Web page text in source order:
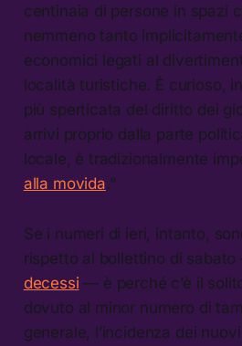
centinaia di persone in spazi
nemmeno tanto
economici legati al
località turistiche. È curioso,
più sperticata del diritto dei
arrivi proprio dalla parte
locale, è tradizionalmente
alla movida.”
Se i numeri di ieri, intanto,
rispetto al bollettino di
decessi — è perché c’è il
dovuto al minor numero di
generale, l’incidenza dei